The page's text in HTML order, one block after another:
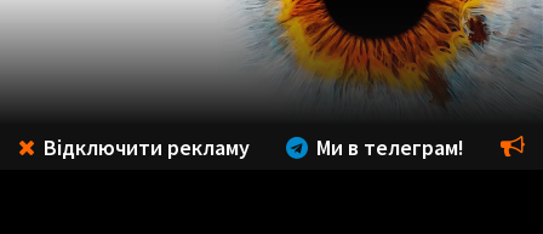
Відключити рекламу Ми в телеграм!